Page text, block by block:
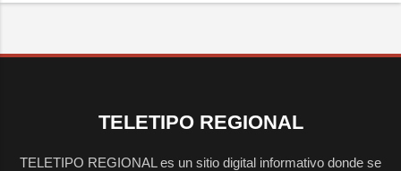
TELETIPO REGIONAL
TELETIPO REGIONAL es un sitio digital informativo donde se